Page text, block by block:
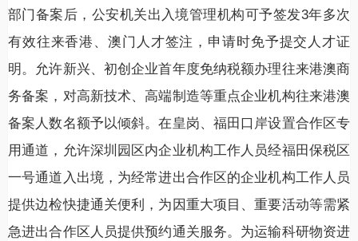
部门备案后，公安机关出入境管理机构可予签发3年多次
有效往来香港、澳门人才签注，申请时免予提交人才证
明。允许新兴、初创企业首年度免纳税额办理往来港澳商
务备案，对高新技术、高端制造等重点企业机构往来港澳
备案人数名额予以倾斜。在皇岗、福田口岸设置合作区专
用通道，允许深圳园区内企业机构工作人员经福田保税区
一号通道入出境，为经常进出合作区的企业机构工作人员
提供边检快捷通关便利，为因重大项目、重要活动等需紧
急进出合作区人员提供预约通关服务。为运输科研物资进